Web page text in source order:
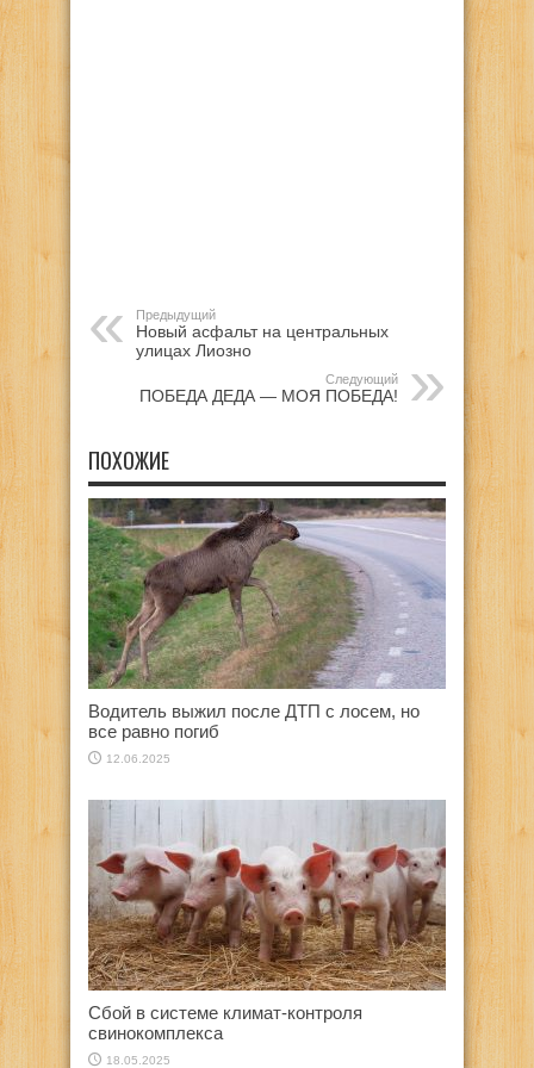
Предыдущий
Новый асфальт на центральных
улицах Лиозно
Следующий
ПОБЕДА ДЕДА — МОЯ ПОБЕДА!
ПОХОЖИЕ
Водитель выжил после ДТП с лосем, но
все равно погиб
12.06.2025
Сбой в системе климат-контроля
свинокомплекса
18.05.2025